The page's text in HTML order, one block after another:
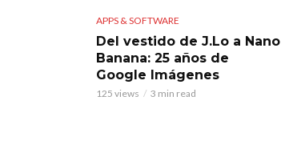
APPS & SOFTWARE
Del vestido de J.Lo a Nano
Banana: 25 años de
Google Imágenes
125 views 3 min read